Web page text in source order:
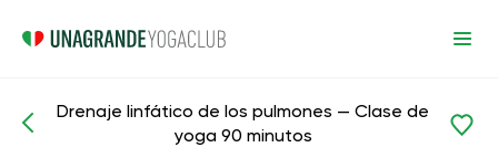
Lecciones preparadas Pulmones
Drenaje linfático de los pulmones — Clase de
yoga 90 minutos